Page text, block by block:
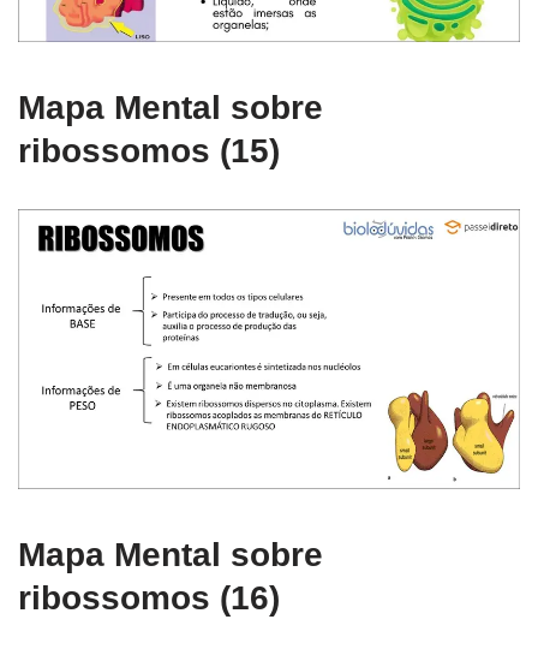
Mapa Mental sobre
ribossomos (15)
Mapa Mental sobre
ribossomos (16)